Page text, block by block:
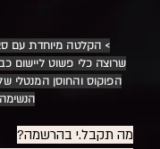
> הקלטה מיוחדת עם
שרוצה כלי פשוט ליישום
הפוקוס והחוסן המנטלי
הנשימה
מה תקבל.י בהרשמה?